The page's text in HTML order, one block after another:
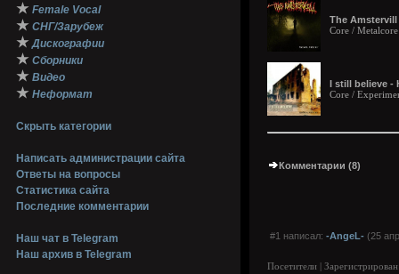
★ Female Vocal
★ СНГ/Зарубеж
★ Дискографии
★ Сборники
★ Видео
★ Неформат
Скрыть категории
Написать администрации сайта
Ответы на вопросы
Статистика сайта
Последние комментарии
Наш чат в Telegram
Наш архив в Telegram
The
Core / Metalcore
I still believe -
Core /
Комментарии (8)
#1 написал: -AngeL- (25
Посетители |